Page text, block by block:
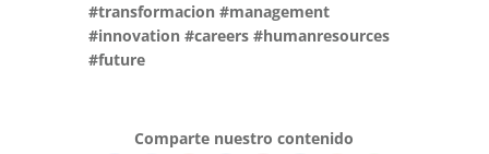
#transformacion #management
#innovation #careers #humanresources
#future
Comparte nuestro contenido